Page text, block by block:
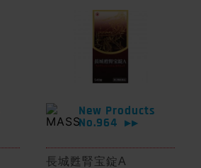
New Products
No.964
▶▶
長城甦腎宝錠A